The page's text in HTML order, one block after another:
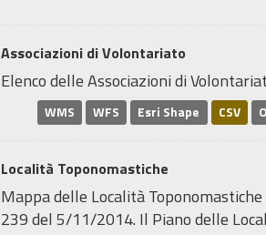
Associazioni di Volontariato
Elenco delle Associazioni di
WMS WFS Esri Shape CSV
Località Toponomastiche
Mappa delle Località
239 del 5/11/2014. Il Piano delle